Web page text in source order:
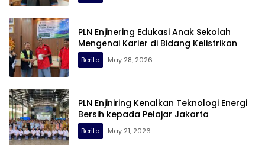
PLN Enjinering Edukasi Anak Sekolah
Mengenai Karier di Bidang Kelistrikan
Berita May 28, 2026
PLN Enjiniring Kenalkan Teknologi Energi
Bersih kepada Pelajar Jakarta
Berita May 21, 2026